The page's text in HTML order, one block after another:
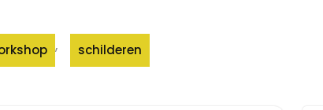
, schilderen